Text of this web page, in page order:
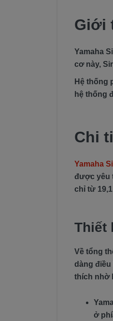
Giới
Yamaha
cơ này,
Hệ thống
hệ thống
Chi
Yamaha
được yêu
chỉ từ
Thiết
Về tổng
dàng
thích nhờ
ở